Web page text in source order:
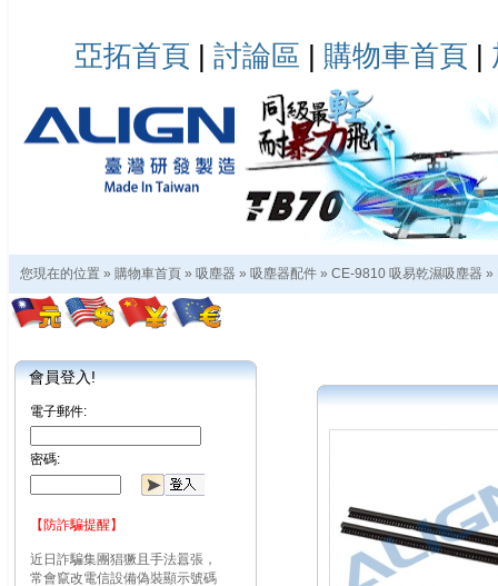
亞拓首頁 | 討論區 | 購物車首頁 |
您現在的位置 » 購物車首頁 » 吸塵器 » 吸塵器配件 » CE-9810 吸易乾濕吸塵器 »
會員登入!
電子郵件:
密碼:
【防詐騙提醒】
近日詐騙集團猖獗且手法囂張，
常會竄改電信設備偽裝顯示號碼